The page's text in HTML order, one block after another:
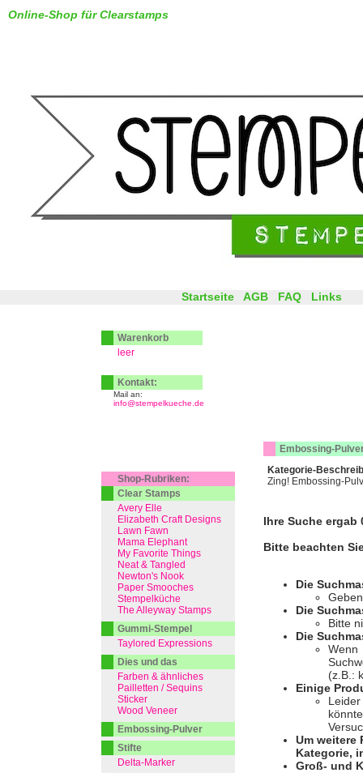
Online-Shop für Clearstamps
Embossing-
Kategorie-
Zing! Embossing-
Ihre Suche ergab
Bitte beachten
Die
Die
Bitte
Die
(z.B.:
Einige
Um weitere
Kategorie,
Groß- und
Startseite AGB FAQ Links
Warenkorb
leer
Kontakt:
Mail an:
info@stempelkueche.de
Shop-Rubriken:
Clear Stamps
Avery Elle
Elizabeth Craft Designs
Lawn Fawn
Mama Elephant
My Favorite Things
Neat & Tangled
Newton's Nook
Paper Smooches
Stempelküche
The Alleyway Stamps
Gummi-Stempel
Taylored Expressions
Dies und das
Farben & ähnliches
Pailletten / Sequins
Sticker
Wood Veneer
Embossing-Pulver
Stifte
Delta-Marker